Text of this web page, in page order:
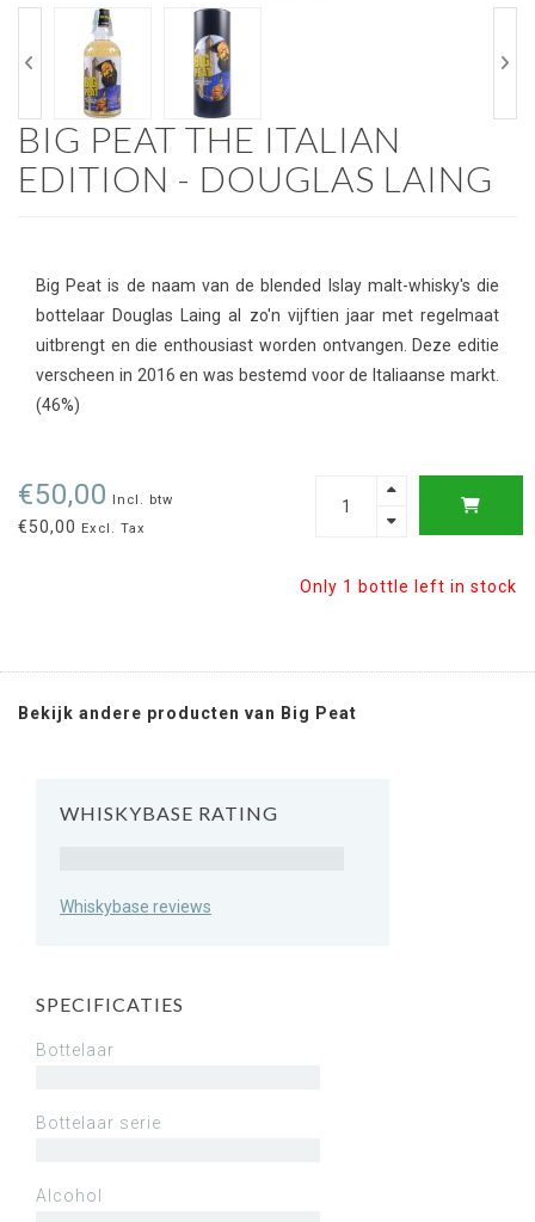
BIG PEAT THE ITALIAN
EDITION - DOUGLAS LAING
Big Peat is de naam van de blended Islay malt-whisky's die
bottelaar Douglas Laing al zo'n vijftien jaar met regelmaat
uitbrengt en die enthousiast worden ontvangen. Deze editie
verscheen in 2016 en was bestemd voor de Italiaanse markt.
(46%)
€50,00 Incl. btw
€50,00 Excl. Tax
Only 1 bottle left in stock
Bekijk andere producten van Big Peat
WHISKYBASE RATING
Whiskybase reviews
SPECIFICATIES
Bottelaar
Bottelaar serie
Alcohol